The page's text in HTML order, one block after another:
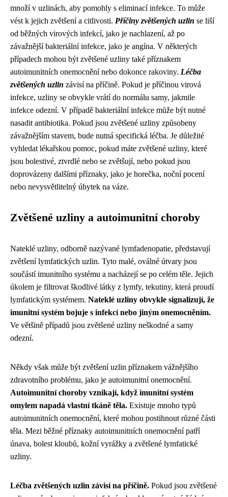
množí v uzlinách, aby pomohly s eliminací infekce. To může
vést k jejich zvětšení a citlivosti. Příčiny zvětšených uzlin se liší
od běžných virových infekcí, jako je nachlazení, až po
závažnější bakteriální infekce, jako je angína. V některých
případech mohou být zvětšené uzliny také příznakem
autoimunitních onemocnění nebo dokonce rakoviny. Léčba
zvětšených uzlin závisí na příčině. Pokud je příčinou virová
infekce, uzliny se obvykle vrátí do normálu samy, jakmile
infekce odezní. V případě bakteriální infekce může být nutné
nasadit antibiotika. Pokud jsou zvětšené uzliny způsobeny
závažnějším stavem, bude nutná specifická léčba. Je důležité
vyhledat lékařskou pomoc, pokud máte zvětšené uzliny, které
jsou bolestivé, ztvrdlé nebo se zvětšují, nebo pokud jsou
doprovázeny dalšími příznaky, jako je horečka, noční pocení
nebo nevysvětlitelný úbytek na váze.
Zvětšené uzliny a autoimunitní choroby
Nateklé uzliny, odborně nazývané lymfadenopatie, představují
zvětšení lymfatických uzlin. Tyto malé, oválné útvary jsou
součástí imunitního systému a nacházejí se po celém těle. Jejich
úkolem je filtrovat škodlivé látky z lymfy, tekutiny, která proudí
lymfatickým systémem. Nateklé uzliny obvykle signalizují, že
imunitní systém bojuje s infekcí nebo jiným onemocněním.
Ve většině případů jsou zvětšené uzliny neškodné a samy
odezní.
Někdy však může být zvětšení uzlin příznakem vážnějšího
zdravotního problému, jako je autoimunitní onemocnění.
Autoimunitní choroby vznikají, když imunitní systém
omylem napadá vlastní tkáně těla. Existuje mnoho typů
autoimunitních onemocnění, které mohou postihnout různé části
těla. Mezi běžné příznaky autoimunitních onemocnění patří
únava, bolest kloubů, kožní vyrážky a zvětšené lymfatické
uzliny.
Léčba zvětšených uzlin závisí na příčině. Pokud jsou zvětšené